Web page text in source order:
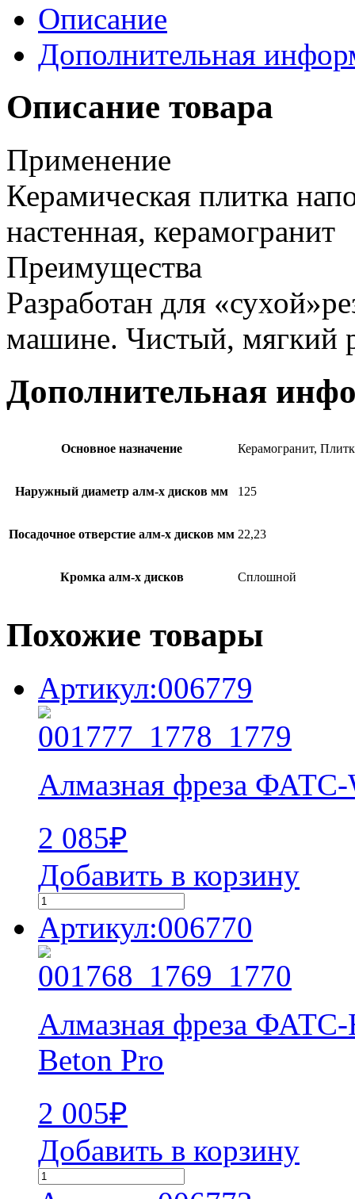
Описание
Дополнительная
Описание товара
Применение
Керамическая плитка
настенная, керамогранит
Преимущества
Разработан для
машине. Чистый, мягкий
Дополнительная
Основное назначение Керамогранит,
Наружный диаметр алм-х дисков мм 125
Посадочное отверстие алм-х дисков мм 22,23
Кромка алм-х дисков Сплошной
Похожие товары
Артикул:006779
Алмазная фреза
2 085₽
Добавить в корзину
Артикул:006770
Алмазная фреза
Beton Pro
2 005₽
Добавить в корзину